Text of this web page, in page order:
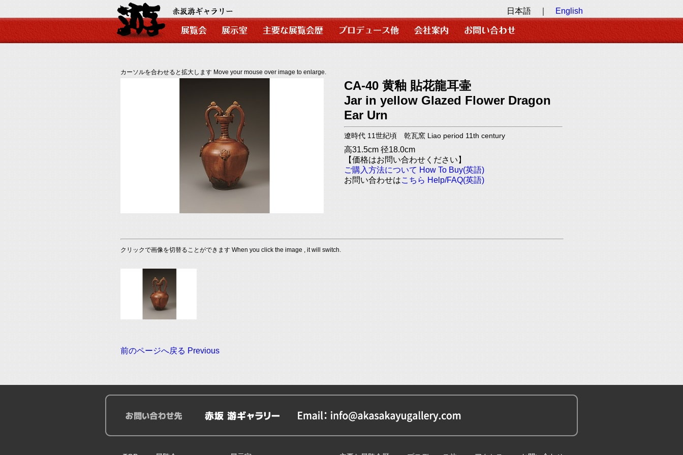
日本語 ｜ English
カーソルを合わせると拡大します Move your mouse over image to enlarge.
CA-40 黄釉 貼花龍耳壷
Jar in yellow Glazed Flower Dragon
Ear Urn
遼時代 11世紀頃 乾瓦窯 Liao period 11th century
高31.5cm 径18.0cm
【価格はお問い合わせください】
ご購入方法について How To Buy(英語)
お問い合わせはこちら Help/FAQ(英語)
クリックで画像を切替ることができます When you click the image , it will switch.
前のページへ戻る Previous